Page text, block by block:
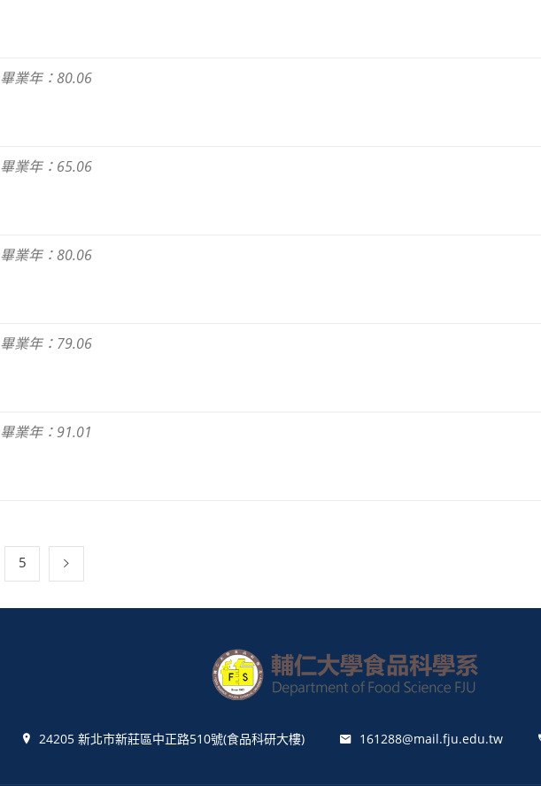
畢業年：80.06
畢業年：65.06
畢業年：80.06
畢業年：79.06
畢業年：91.01
5
24205 新北市新莊區中正路510號(食品科研大樓) 161288@mail.fju.edu.tw